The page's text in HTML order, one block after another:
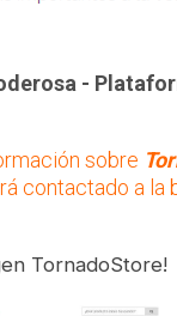
-
sobre
contactado a la
TornadoStore!